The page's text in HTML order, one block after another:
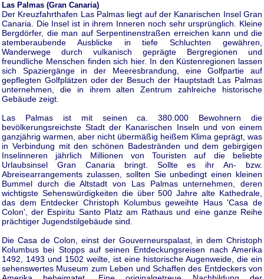
Las Palmas (Gran Canaria)
Der Kreuzfahrthafen Las Palmas liegt auf der Kanarischen Insel Gran
Canaria. Die Insel ist in ihrem Inneren noch sehr ursprünglich. Kleine
Bergdörfer, die man auf Serpentinenstraßen erreichen kann und die
atemberaubende Ausblicke in tiefe Schluchten gewähren,
Wanderwege durch vulkanisch geprägte Bergregionen und
freundliche Menschen finden sich hier. In den Küstenregionen lassen
sich Spaziergänge in der Meeresbrandung, eine Golfpartie auf
gepflegten Golfplätzen oder der Besuch der Hauptstadt Las Palmas
unternehmen, die in ihrem alten Zentrum zahlreiche historische
Gebäude zeigt.
Las Palmas ist mit seinen ca. 380.000 Bewohnern die
bevölkerungsreichste Stadt der Kanarischen Inseln und von einem
ganzjährig warmen, aber nicht übermäßig heißem Klima geprägt, was
in Verbindung mit den schönen Badestränden und dem gebirgigen
Inselinneren jährlich Millionen von Touristen auf die beliebte
Urlaubsinsel Gran Canaria bringt. Sollte es ihr An- bzw.
Abreisearrangements zulassen, sollten Sie unbedingt einen kleinen
Bummel durch die Altstadt von Las Palmas unternehmen, deren
wichtigste Sehenswürdigkeiten die über 500 Jahre alte Kathedrale,
das dem Entdecker Christoph Kolumbus geweihte Haus 'Casa de
Colon', der Espiritu Santo Platz am Rathaus und eine ganze Reihe
prächtiger Jugendstilgebäude sind.
Die Casa de Colon, einst der Gouverneurspalast, in dem Christoph
Kolumbus bei Stopps auf seinen Entdeckungsreisen nach Amerika
1492, 1493 und 1502 weilte, ist eine historische Augenweide, die ein
sehenswertes Museum zum Leben und Schaffen des Entdeckers von